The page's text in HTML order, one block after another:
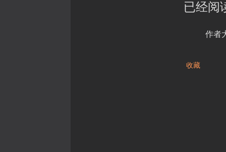
已经阅
作者
收藏